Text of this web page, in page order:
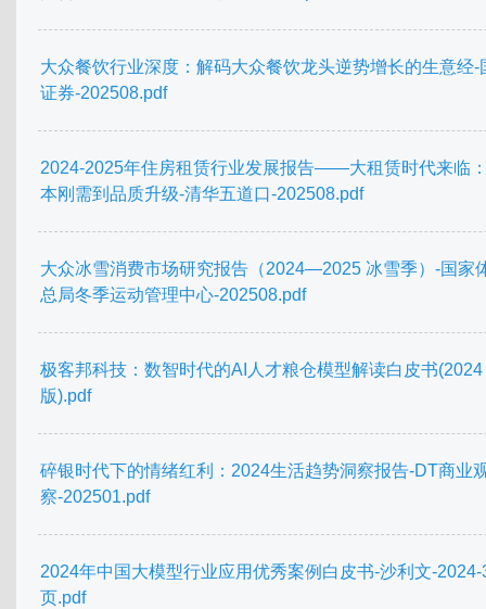
大众餐饮行业深度：解码大众餐饮龙头逆势增长的生意经-
证券-202508.pdf
2024-2025年住房租赁行业发展报告——大租赁时代来临
本刚需到品质升级-清华五道口-202508.pdf
大众冰雪消费市场研究报告（2024—2025 冰雪季）-国家
总局冬季运动管理中心-202508.pdf
极客邦科技：数智时代的AI人才粮仓模型解读白皮书(2024
版).pdf
碎银时代下的情绪红利：2024生活趋势洞察报告-DT商业
察-202501.pdf
2024年中国大模型行业应用优秀案例白皮书-沙利文-2024-
页.pdf